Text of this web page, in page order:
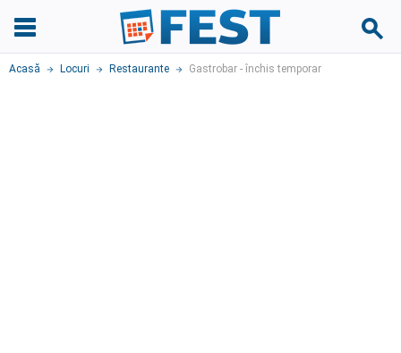
Acasă Locuri Restaurante Gastrobar - închis temporar